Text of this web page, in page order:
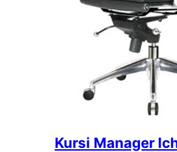
Kursi Manager